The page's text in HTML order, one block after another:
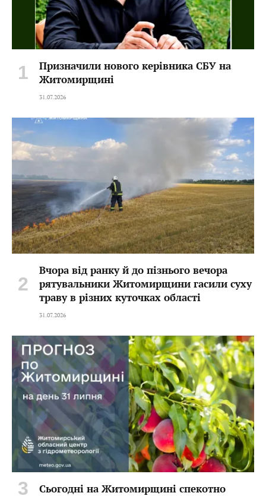
Призначили нового керівника СБУ на
Житомирщині
31.07.2026
Вчора від ранку й до пізнього вечора
рятувальники Житомирщини гасили суху
траву в різних куточках області
31.07.2026
Сьогодні на Житомирщині спекотно